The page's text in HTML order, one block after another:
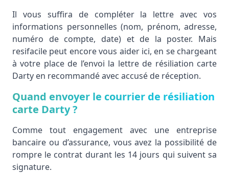
Il vous suffira de compléter la lettre avec vos
informations personnelles (nom, prénom, adresse,
numéro de compte, date) et de la poster. Mais
resifacile peut encore vous aider ici, en se chargeant
à votre place de l’envoi la lettre de résiliation carte
Darty en recommandé avec accusé de réception.
Quand envoyer le courrier de résiliation
carte Darty ?
Comme tout engagement avec une entreprise
bancaire ou d’assurance, vous avez la possibilité de
rompre le contrat durant les 14 jours qui suivent sa
signature.